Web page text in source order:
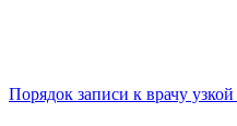
Порядок записи к врачу узкой